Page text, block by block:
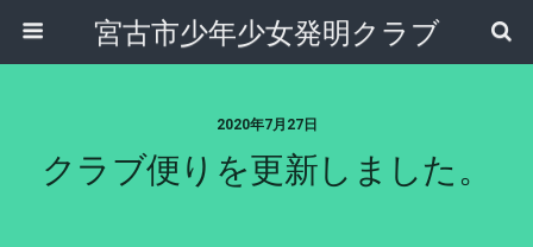
宮古市少年少女発明クラブ
2020年7月27日
クラブ便りを更新しました。